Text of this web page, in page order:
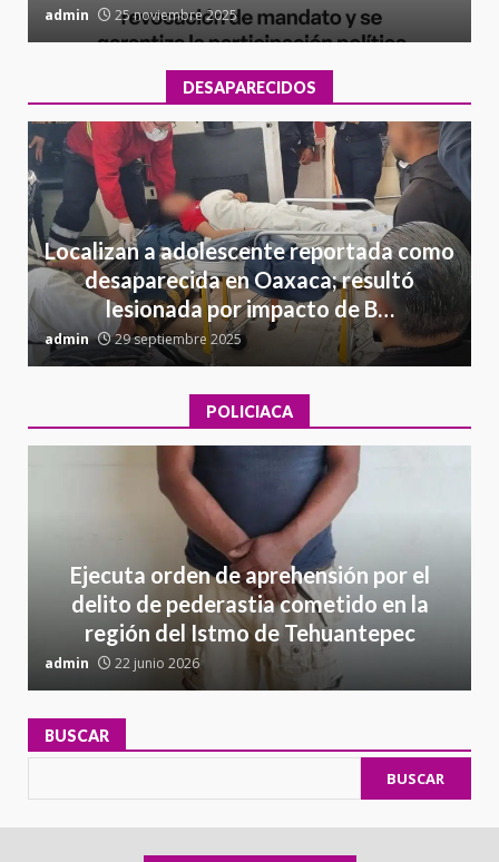
admin 25 noviembre 2025
DESAPARECIDOS
Localizan a adolescente reportada como
desaparecida en Oaxaca; resultó
lesionada por impacto de B…
admin 29 septiembre 2025
POLICIACA
Ejecuta orden de aprehensión por el
delito de pederastia cometido en la
región del Istmo de Tehuantepec
admin 22 junio 2026
BUSCAR
BUSCAR